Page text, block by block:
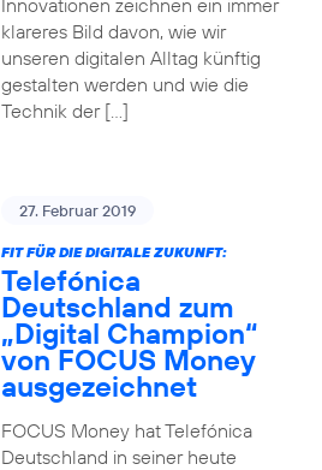
Innovationen zeichnen ein immer
klareres Bild davon, wie wir
unseren digitalen Alltag künftig
gestalten werden und wie die
Technik der […]
27. Februar 2019
FIT FÜR DIE DIGITALE ZUKUNFT:
Telefónica
Deutschland zum
„Digital Champion“
von FOCUS Money
ausgezeichnet
FOCUS Money hat Telefónica
Deutschland in seiner heute